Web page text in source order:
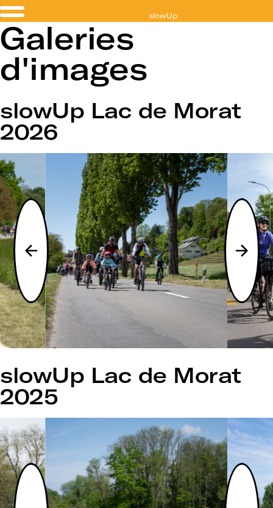
slowUp
Galeries
d'images
slowUp Lac de Morat
2026
slowUp Lac de Morat
2025